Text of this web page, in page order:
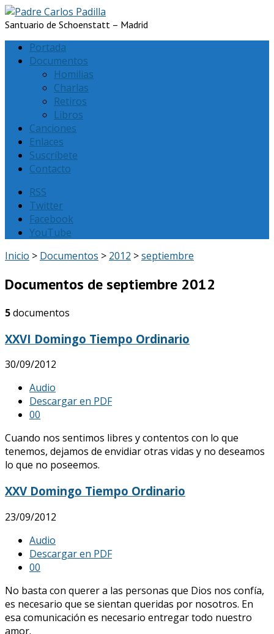
Santuario de Schoenstatt – Madrid
Portada
Documentos
Homilias
Charlas
Retiros
Libros
Canciones
Enlaces
Suscríbete
Contacto
RSS
Twitter
Facebook
YouTube
Inicio > Documentos > 2012 >septiembre
Documentos de septiembre 2012
5documentos
XXVI Domingo Tiempo Ordinario
30/09/2012
Audio
Descargar en PDF
00
Cuando nos sentimos libres y contentos con lo que
tenemos, dejamos de envidiar otras vidas y no deseamos
lo que no poseemos.
XXV Domingo Tiempo Ordinario
23/09/2012
Audio
Descargar en PDF
00
No basta con querer a las personas que Dios nos confía,
es necesario que se sientan queridas por nosotros. En
esa comunicación es necesario entregar todo nuestro
amor.